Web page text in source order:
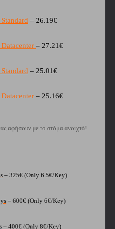
– 26.19€
– 27.21€
– 25.01€
– 25.16€
αφήσουν με το στόμα ανοιχτό!
– 325€ (Only 6.5€/Key)
– 600€ (Only 6€/Key)
– 400€ (Only 8€/Key)